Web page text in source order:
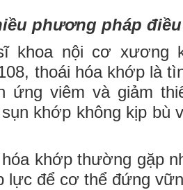
phương pháp
khoa nội cơ xương
thoái hóa khớp là
ứng viêm và giảm
khớp không kịp bù
khớp thường gặp
lực để cơ thể đứng